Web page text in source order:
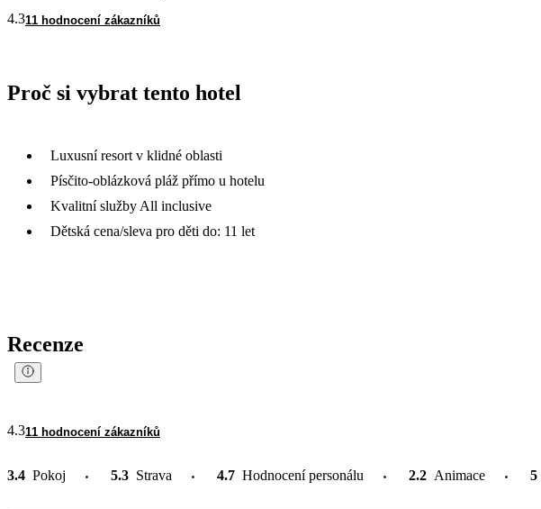
4.311 hodnocení zákazníků
Proč si vybrat tento hotel
Luxusní resort v klidné oblasti
Písčito-oblázková pláž přímo u hotelu
Kvalitní služby All inclusive
Dětská cena/sleva pro děti do: 11 let
Recenze
4.311 hodnocení zákazníků
3.4 Pokoj 5.3 Strava 4.7 Hodnocení personálu 2.2 Animace 5